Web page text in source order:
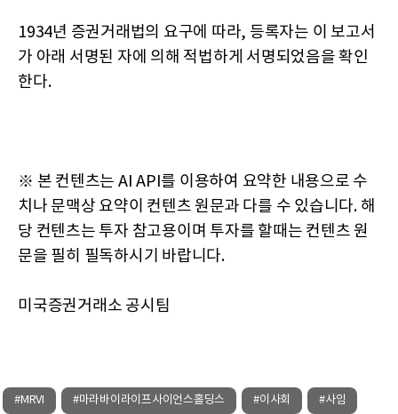
1934년 증권거래법의 요구에 따라, 등록자는 이 보고서
가 아래 서명된 자에 의해 적법하게 서명되었음을 확인
한다.
※ 본 컨텐츠는 AI API를 이용하여 요약한 내용으로 수
치나 문맥상 요약이 컨텐츠 원문과 다를 수 있습니다. 해
당 컨텐츠는 투자 참고용이며 투자를 할때는 컨텐츠 원
문을 필히 필독하시기 바랍니다.
미국증권거래소 공시팀
#MRVI #마라바이라이프사이언스홀딩스 #이사회 #사임